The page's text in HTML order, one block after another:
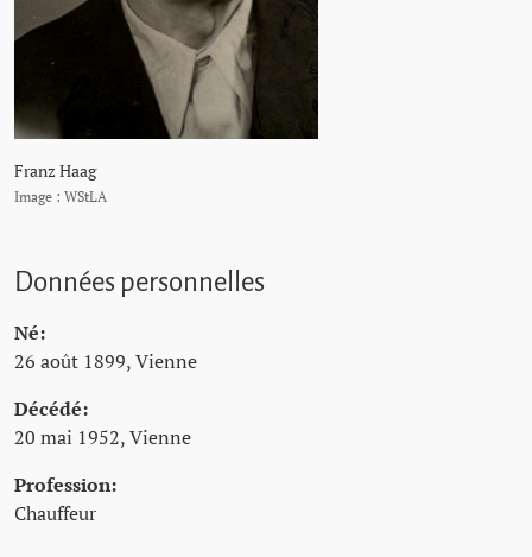
Franz Haag
Image : WStLA
Données personnelles
Né:
26 août 1899, Vienne
Décédé:
20 mai 1952, Vienne
Profession:
Chauffeur